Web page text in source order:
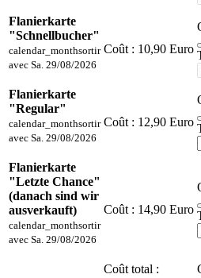
Flanierkarte
"Schnellbucher"
calendar_monthsortir
avec Sa. 29/08/2026
Coût : 10,90 Euro
Flanierkarte
"Regular"
calendar_monthsortir
avec Sa. 29/08/2026
Coût : 12,90 Euro
Flanierkarte
"Letzte Chance"
(danach sind wir
ausverkauft)
calendar_monthsortir
avec Sa. 29/08/2026
Coût : 14,90 Euro
Coût total :